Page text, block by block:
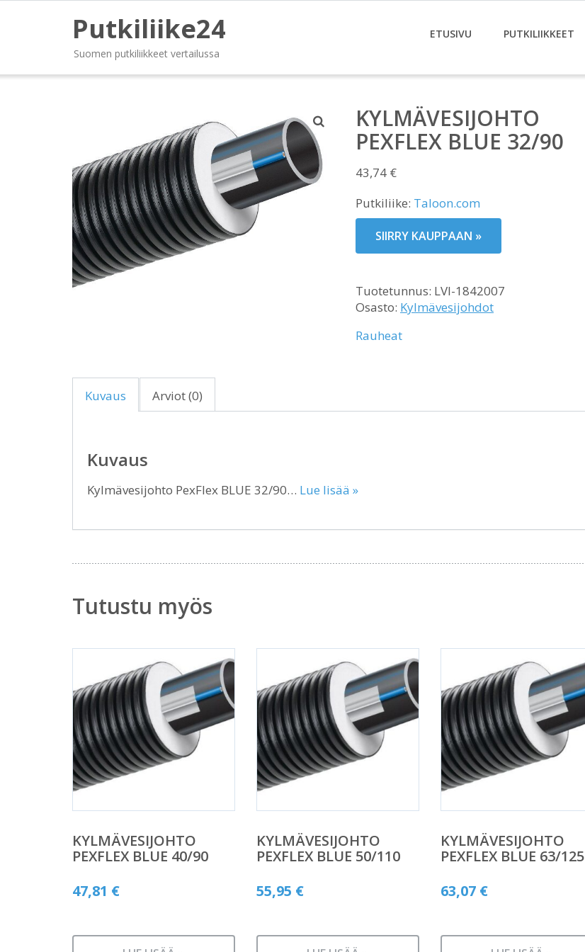
Putkiliike24
Suomen putkiliikkeet vertailussa
ETUSIVU PUTKILIIKKEET
KYLMÄVESIJOHTO
PEXFLEX BLUE 32/90
43,74 €
Putkiliike: Taloon.com
SIIRRY KAUPPAAN »
Tuotetunnus: LVI-1842007
Osasto: Kylmävesijohdot
Rauheat
Kuvaus Arviot (0)
Kuvaus
Kylmävesijohto PexFlex BLUE 32/90… Lue lisää »
Tutustu myös
KYLMÄVESIJOHTO
PEXFLEX BLUE 40/90
47,81 €
KYLMÄVESIJOHTO
PEXFLEX BLUE 50/110
55,95 €
KYLMÄVESIJOHTO
PEXFLEX BLUE 63/125
63,07 €